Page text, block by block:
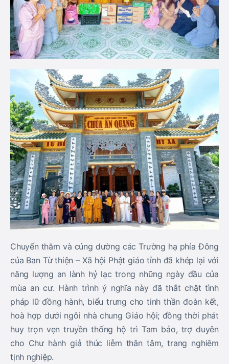
Chuyến thăm và cúng dường các Trường hạ phía Đông
của Ban Từ thiện – Xã hội Phật giáo tỉnh đã khép lại với
năng lượng an lành hỷ lạc trong những ngày đầu của
mùa an cư. Hành trình ý nghĩa này đã thắt chặt tình
pháp lữ đồng hành, biểu trưng cho tinh thần đoàn kết,
hoà hợp dưới ngôi nhà chung Giáo hội; đồng thời phát
huy trọn vẹn truyền thống hộ trì Tam bảo, trợ duyên
cho Chư hành giả thúc liễm thân tâm, trang nghiêm
tịnh nghiệp.